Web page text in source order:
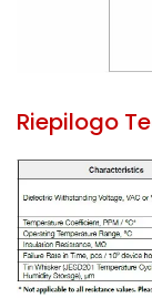
Riepilogo